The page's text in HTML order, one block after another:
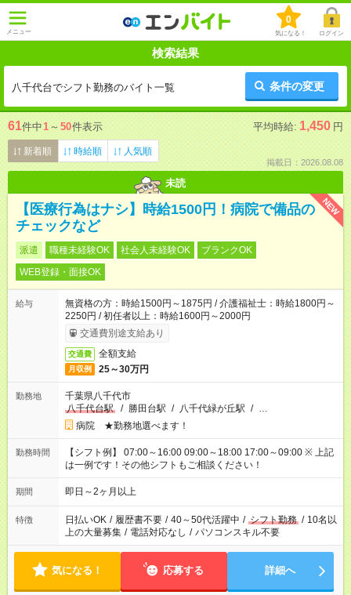
メニュー
0
気になる！ ログイン
検索結果
八千代台でシフト勤務のバイト一覧 条件の変更
61件中1 ～ 50件表示 平均時給: 1,450 円
新着順 時給順 人気順
掲載日：2026.08.08
未読
NEW
【医療行為はナシ】時給1500円！病院で備品の
チェックなど
派遣 職種未経験OK 社会人未経験OK
ブランクOK
WEB登録・面接OK
給与
無資格の方：時給1500円～1875円 / 介護福祉士：時給1800円～
2250円 / 初任者以上：時給1600円～2000円
交通費別途支給あり
交通費 全額支給
月収例 25～30万円
勤務地
千葉県八千代市
八千代台駅
/ 勝田台駅 / 八千代緑が丘駅 / …
病院 ★勤務地選べます！
勤務時間
【シフト例】 07:00～16:00 09:00～18:00 17:00～09:00 ※ 上記
は一例です！その他シフトもご相談ください！
期間 即日～2ヶ月以上
特徴 日払いOK / 履歴書不要 / 40～50代活躍中 / シフト勤務 / 10名以
上の大量募集 / 電話対応なし / パソコンスキル不要
気になる！ 応募する 詳細へ